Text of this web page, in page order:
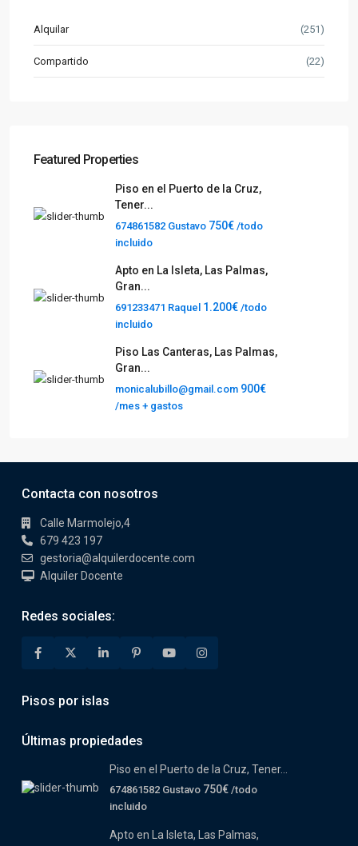
Alquilar (251)
Compartido (22)
Featured Properties
Piso en el Puerto de la Cruz,
Tener...
674861582 Gustavo 750€ /todo
incluido
Apto en La Isleta, Las Palmas,
Gran...
691233471 Raquel 1.200€ /todo
incluido
Piso Las Canteras, Las Palmas,
Gran...
monicalubillo@gmail.com 900€
/mes + gastos
Contacta con nosotros
Calle Marmolejo,4
679 423 197
gestoria@alquilerdocente.com
Alquiler Docente
Redes sociales:
Pisos por islas
Últimas propiedades
Piso en el Puerto de la Cruz, Tener...
674861582 Gustavo 750€ /todo
incluido
Apto en La Isleta, Las Palmas,